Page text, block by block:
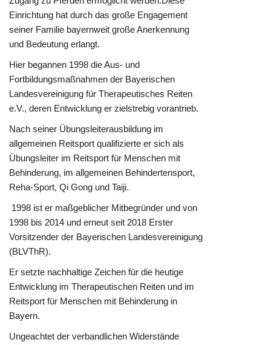
Einrichtung hat durch das große Engagement
seiner Familie bayernweit große Anerkennung
und Bedeutung erlangt.
Hier begannen 1998 die Aus- und
Fortbildungsmaßnahmen der Bayerischen
Landesvereinigung für Therapeutisches Reiten
e.V., deren Entwicklung er zielstrebig vorantrieb.
Nach seiner Übungsleiterausbildung im
allgemeinen Reitsport qualifizierte er sich als
Übungsleiter im Reitsport für Menschen mit
Behinderung, im allgemeinen Behindertensport,
Reha-Sport, Qi Gong und Taiji.
1998 ist er maßgeblicher Mitbegründer und von
1998 bis 2014 und erneut seit 2018 Erster
Vorsitzender der Bayerischen Landesvereinigung
(BLVThR).
Er setzte nachhaltige Zeichen für die heutige
Entwicklung im Therapeutischen Reiten und im
Reitsport für Menschen mit Behinderung in
Bayern.
Ungeachtet der verbandlichen Widerstände